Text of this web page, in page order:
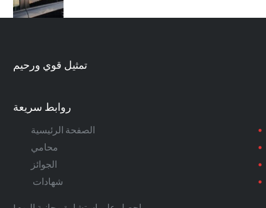
تمثيل قوي ورحيم
روابط سريعة
الصفحة الرئيسية
محامي
الجوائز
شهادات